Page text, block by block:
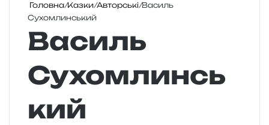
Головна/Казки/Авторські/Василь
Сухомлинський
Василь
Сухомлинсь
кий